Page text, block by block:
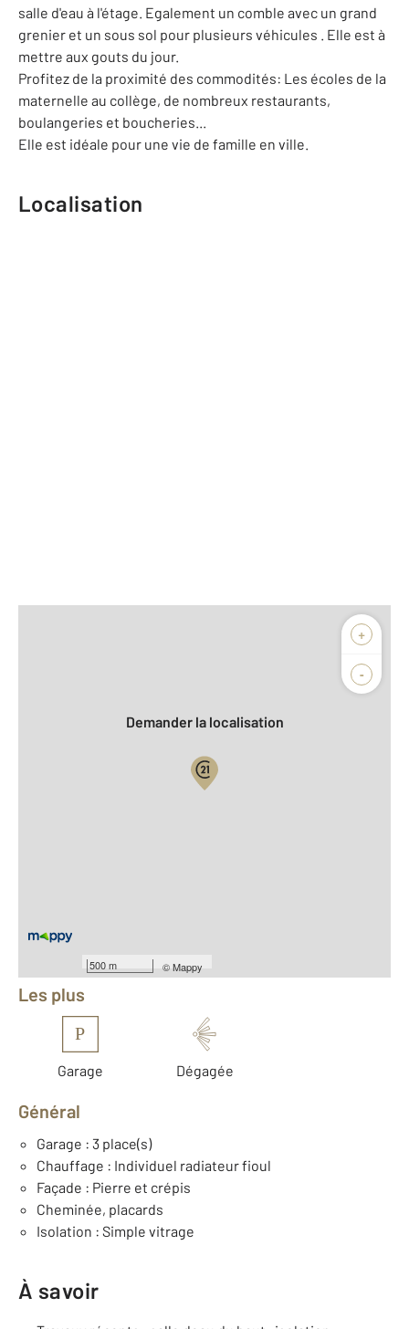
salle d'eau à l'étage. Egalement un comble avec un grand
grenier et un sous sol pour plusieurs véhicules . Elle est à
mettre aux gouts du jour.
Profitez de la proximité des commodités: Les écoles de la
maternelle au collège, de nombreux restaurants,
boulangeries et boucheries...
Elle est idéale pour une vie de famille en ville.
Localisation
+
-
500 m ©Mappy
Biens vendus
Demander la localisation
Équipements
Les plus
P
Garage Dégagée
Général
Garage : 3 place(s)
Chauffage : Individuel radiateur fioul
Façade : Pierre et crépis
Cheminée, placards
Isolation : Simple vitrage
À savoir